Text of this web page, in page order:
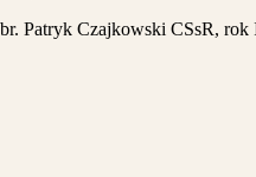
br. Patryk Czajkowski CSsR, rok